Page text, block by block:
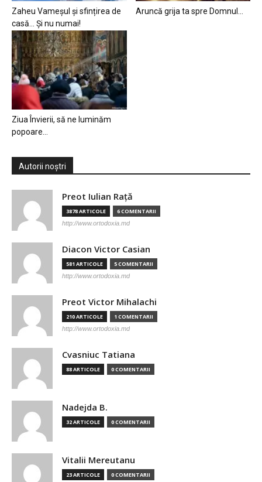
Zaheu Vameșul și sfințirea de
casă… Și nu numai!
Aruncă grija ta spre Domnul…
Ziua Învierii, să ne luminăm
popoare…
Autorii noștri
Preot Iulian Raţă
3878 ARTICOLE 6 COMENTARII
http://www.ortodoxia.md
Diacon Victor Casian
581 ARTICOLE 5 COMENTARII
http://www.ortodoxia.md
Preot Victor Mihalachi
210 ARTICOLE 1 COMENTARII
http://www.ortodoxia.md
Cvasniuc Tatiana
88 ARTICOLE 0 COMENTARII
Nadejda B.
32 ARTICOLE 0 COMENTARII
Vitalii Mereutanu
23 ARTICOLE 0 COMENTARII